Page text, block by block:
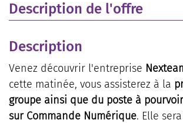
Description de l'offre
Description
Venez découvrir l'entreprise
cette matinée, vous assisterez à la
groupe ainsi que du poste à
sur Commande Numérique. Elle sera